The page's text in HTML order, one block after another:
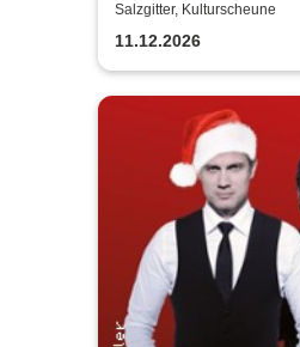
Salzgitter, Kulturscheune
11.12.2026